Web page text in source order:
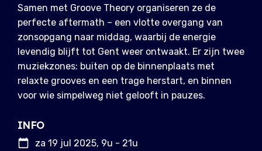
Samen met Groove Theory organiseren ze de
perfecte aftermath – een vlotte overgang van
zonsopgang naar middag, waarbij de energie
levendig blijft tot Gent weer ontwaakt. Er zijn twee
muziekzones: buiten op de binnenplaats met
relaxte grooves en een trage herstart, en binnen
voor wie simpelweg niet gelooft in pauzes.
INFO
za 19 jul 2025, 9u - 21u